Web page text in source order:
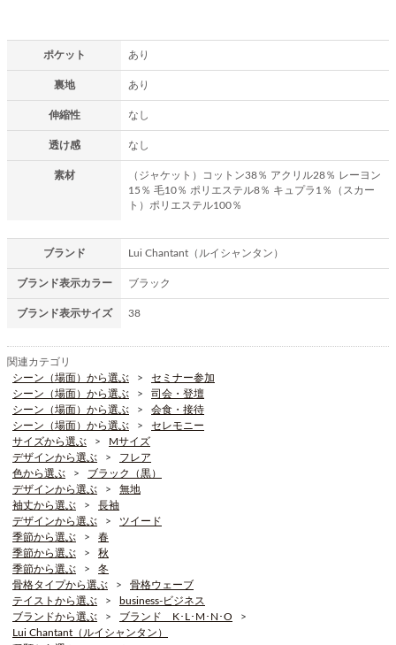
ポケット あり
裏地 あり
伸縮性 なし
透け感 なし
素材
（ジャケット）コットン38％ アクリル28％ レーヨン
15％ 毛10％ ポリエステル8％ キュプラ1％（スカー
ト）ポリエステル100％
ブランド Lui Chantant（ルイシャンタン）
ブランド表示カラー ブラック
ブランド表示サイズ 38
関連カテゴリ
シーン（場面）から選ぶ
セミナー参加
シーン（場面）から選ぶ
司会・登壇
シーン（場面）から選ぶ
会食・接待
シーン（場面）から選ぶ
セレモニー
サイズから選ぶ
Mサイズ
デザインから選ぶ
フレア
色から選ぶ
ブラック（黒）
デザインから選ぶ
無地
袖丈から選ぶ
長袖
デザインから選ぶ
ツイード
季節から選ぶ
春
季節から選ぶ
秋
季節から選ぶ
冬
骨格タイプから選ぶ
骨格ウェーブ
テイストから選ぶ
business-ビジネス
ブランドから選ぶ
ブランド K･L･M･N･O
Lui Chantant（ルイシャンタン）